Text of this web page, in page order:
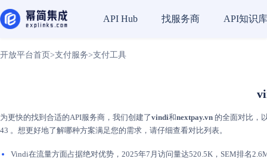
API Hub 找服务商 API知识库
开放平台首页 >支付服务>支付工具
为更快的找到合适的API服务商，我们创建了vindi和nextpay.vn 的全面对比，
43 。想更好地了解哪种方案满足您的需求，请仔细查看对比列表。
Vindi在流量方面占据绝对优势，2025年7月访问量达520.5K，SEM排名